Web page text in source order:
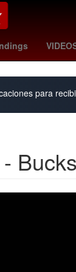
Américo
para
Bucks